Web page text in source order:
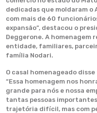
dedicadas que moldaram o
com mais de 60
expansão”, destacou o
Deggerone. A homenagem
entidade, familiares,
família Nodari.
O casal homenageado
“Essa homenagem nos
grande para nós e nossa
tantas pessoas
trajetória difícil, mas com